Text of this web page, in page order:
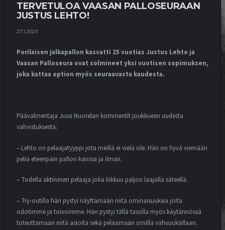
TERVETULOA VAASAN PALLOSEURAAN
JUSTUS LEHTO!
27.1.2023
Porilaisen jalkapallon kasvatti 25 vuotias Justus Lehto ja
Vaasan Palloseura ovat solmineet yksi vuotisen sopimuksen,
joka kattaa option myös seuraavasta kaudesta.
Päävalmentaja Jussi Nuorelan kommentit joukkueen uudesta
vahvistuksesta:
– Lehto on pelaajatyyppi jota meillä ei vielä ole. Hän on hyvä viemään
peliä eteenpäin pallon kanssa ja ilman.
– Todella aktiivinen pelaaja joka liikkuu paljon laajalla säteellä.
– Try-outilla hän pystyi näyttämään niitä ominaisuuksia joita
odotimme ja toivoimme. Hän pystyi tällä tasolla myös käytännössä
toteuttamaan niitä asioita sekä pelaamaan omilla vahvuuksillaan.